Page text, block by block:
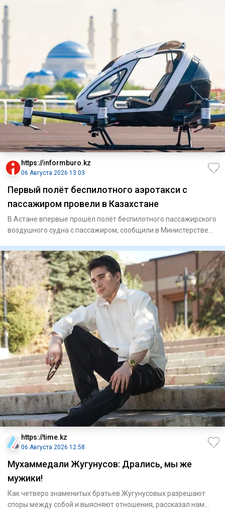
https://informburo.kz
06 Августа 2026 13:03
Первый полёт беспилотного аэротакси с
пассажиром провели в Казахстане
В Астане впервые прошёл полёт беспилотного пассажирского
воздушного судна с пассажиром, сообщили в Министерстве
https://time.kz
06 Августа 2026 12:58
Мухаммедали Жугунусов: Дрались, мы же
мужики!
Как четверо знаменитых братьев Жугунусовых разрешают
споры между собой и выясняют отношения, рассказал нам